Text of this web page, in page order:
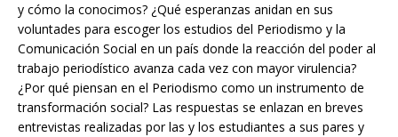
y cómo la conocimos? ¿Qué esperanzas anidan en sus
voluntades para escoger los estudios del Periodismo y la
Comunicación Social en un país donde la reacción del poder al
trabajo periodístico avanza cada vez con mayor virulencia?
¿Por qué piensan en el Periodismo como un instrumento de
transformación social? Las respuestas se enlazan en breves
entrevistas realizadas por las y los estudiantes a sus pares y